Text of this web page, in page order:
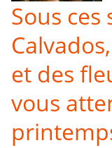
Sous ces
et des
vous